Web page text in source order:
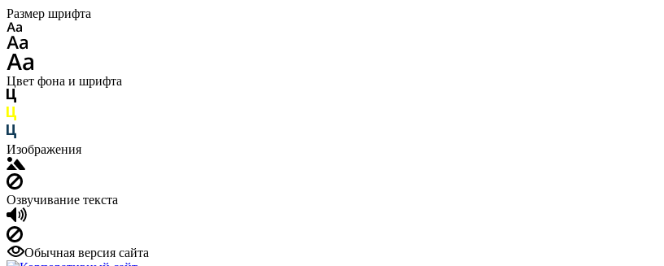
Размер шрифта
Цвет фона и шрифта
Изображения
Озвучивание текста
Обычная версия сайта